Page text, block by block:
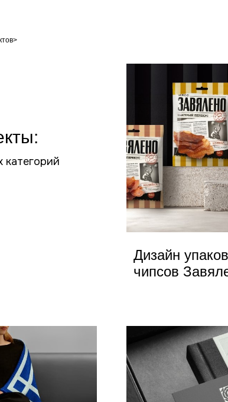
категорий
Дизайн
чипсов